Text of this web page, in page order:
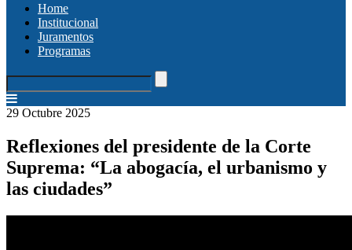
Home
Institucional
Juramentos
Programas
29 Octubre 2025
Reflexiones del presidente de la Corte
Suprema: “La abogacía, el urbanismo y
las ciudades”